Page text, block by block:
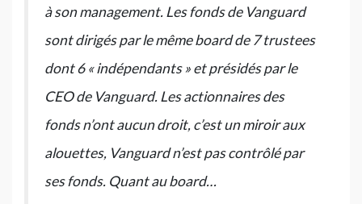
à son management. Les fonds de Vanguard
sont dirigés par le même board de 7 trustees
dont 6 « indépendants » et présidés par le
CEO de Vanguard. Les actionnaires des
fonds n’ont aucun droit, c’est un miroir aux
alouettes, Vanguard n’est pas contrôlé par
ses fonds. Quant au board…